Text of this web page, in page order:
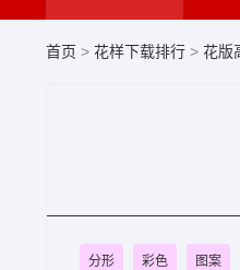
首页 > 花样下载排行 > 花版
分形 彩色 图案